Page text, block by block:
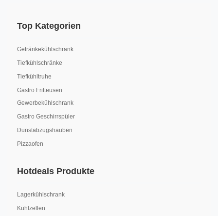
Top Kategorien
Getränkekühlschrank
Tiefkühlschränke
Tiefkühltruhe
Gastro Fritteusen
Gewerbekühlschrank
Gastro Geschirrspüler
Dunstabzugshauben
Pizzaofen
Hotdeals Produkte
Lagerkühlschrank
Kühlzellen